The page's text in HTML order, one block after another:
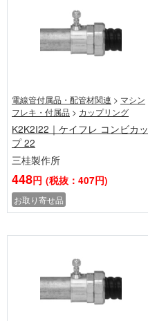
電線管付属品・配管材関連 > マシン
フレキ・付属品 > カップリング
K2K2I22｜ケイフレ コンビカッ
プ 22
三桂製作所
448円 (税抜：407円)
お取り寄せ品